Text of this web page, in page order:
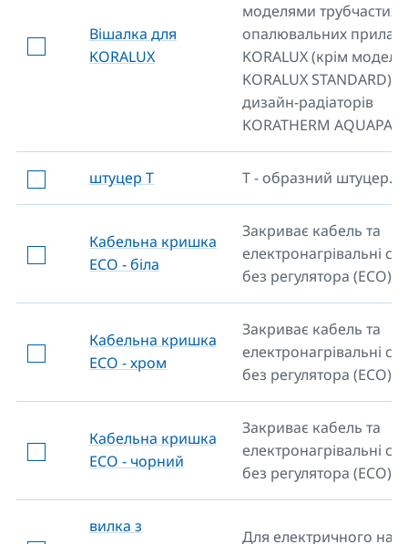
Вішалка для
KORALUX
моделями трубчастих
опалювальних
KORALUX (крім моделі
KORALUX STANDARD)
дизайн-радіаторів
KORATHERM
штуцер Т Т - образний штуцер.
Кабельна кришка
ECO - біла
Закриває кабель та
електронагрівальні
без регулятора (ECO).
Кабельна кришка
ECO - хром
Закриває кабель та
електронагрівальні
без регулятора (ECO).
Кабельна кришка
ECO - чорний
Закриває кабель та
електронагрівальні
без регулятора (ECO).
вилка з
Для електричного